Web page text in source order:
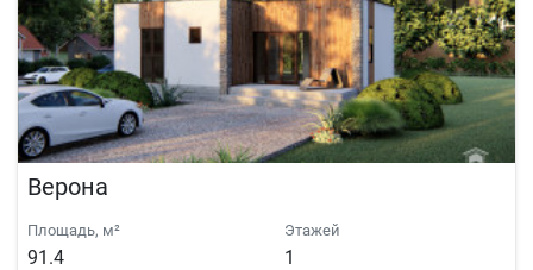
Верона
Площадь, м²
91.4
Этажей
1